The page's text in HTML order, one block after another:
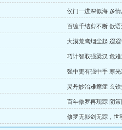
侯门一进深似海 多
百缠千结剪不断 欲
大漠荒鹰烟尘起 迢
巧计智取强梁汉 危
强中更有强中手 寒
灵丹妙治难癒症 玄
百年修罗再现踪 阴
修罗无影剑无踪，世